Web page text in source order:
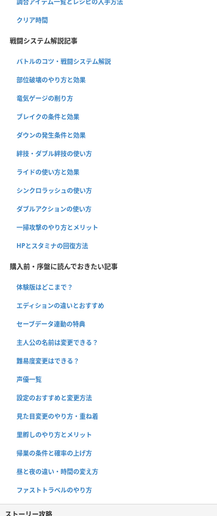
クリア時間
戦闘システム解説記事
バトルのコツ・戦闘システム解説
部位破壊のやり方と効果
竜気ゲージの削り方
ブレイクの条件と効果
ダウンの発生条件と効果
絆技・ダブル絆技の使い方
ライドの使い方と効果
シンクロラッシュの使い方
ダブルアクションの使い方
一掃攻撃のやり方とメリット
HPとスタミナの回復方法
購入前・序盤に読んでおきたい記事
体験版はどこまで？
エディションの違いとおすすめ
セーブデータ連動の特典
主人公の名前は変更できる？
難易度変更はできる？
声優一覧
設定のおすすめと変更方法
見た目変更のやり方・重ね着
里孵しのやり方とメリット
帰巣の条件と確率の上げ方
昼と夜の違い・時間の変え方
ファストトラベルのやり方
ストーリー攻略